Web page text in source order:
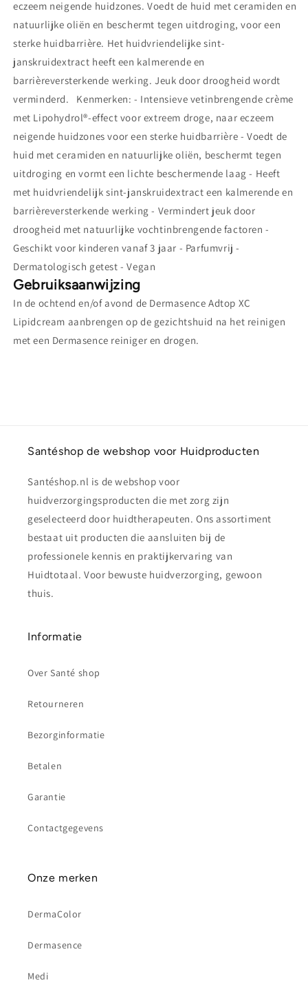
eczeem neigende huidzones. Voedt de huid met ceramiden en
natuurlijke oliën en beschermt tegen uitdroging, voor een
sterke huidbarrière. Het huidvriendelijke sint-
janskruidextract heeft een kalmerende en
barrièreversterkende werking. Jeuk door droogheid wordt
verminderd. Kenmerken: - Intensieve vetinbrengende crème
met Lipohydrol®-effect voor extreem droge, naar eczeem
neigende huidzones voor een sterke huidbarrière - Voedt de
huid met ceramiden en natuurlijke oliën, beschermt tegen
uitdroging en vormt een lichte beschermende laag - Heeft
met huidvriendelijk sint-janskruidextract een kalmerende en
barrièreversterkende werking - Vermindert jeuk door
droogheid met natuurlijke vochtinbrengende factoren -
Geschikt voor kinderen vanaf 3 jaar - Parfumvrij -
Dermatologisch getest - Vegan
Gebruiksaanwijzing
In de ochtend en/of avond de Dermasence Adtop XC
Lipidcream aanbrengen op de gezichtshuid na het reinigen
met een Dermasence reiniger en drogen.
Santéshop de webshop voor Huidproducten
Santéshop.nl is de webshop voor
huidverzorgingsproducten die met zorg zijn
geselecteerd door huidtherapeuten. Ons assortiment
bestaat uit producten die aansluiten bij de
professionele kennis en praktijkervaring van
Huidtotaal. Voor bewuste huidverzorging, gewoon
thuis.
Informatie
Over Santé shop
Retourneren
Bezorginformatie
Betalen
Garantie
Contactgegevens
Onze merken
DermaColor
Dermasence
Medi